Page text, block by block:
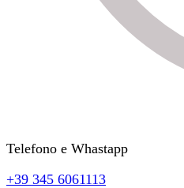
Telefono e Whastapp
+39 345 6061113